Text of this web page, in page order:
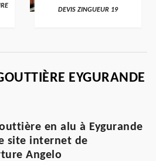
DEVIS ZINGUEUR 19
EYGURANDE
en alu à Eygurande
site internet de
Angelo